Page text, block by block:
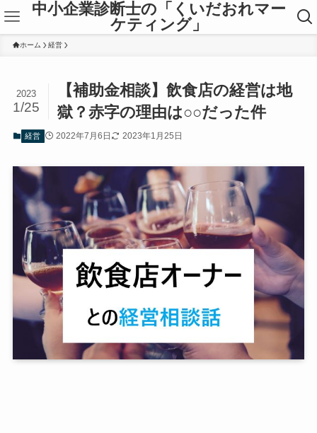
中小企業診断士の「くいだおれマー
ケティング」
ホーム 経営
【補助金相談】飲食店の経営は地
獄？赤字の理由は○○だった件
2023
1/25
経営 2022年7月6日 2023年1月25日